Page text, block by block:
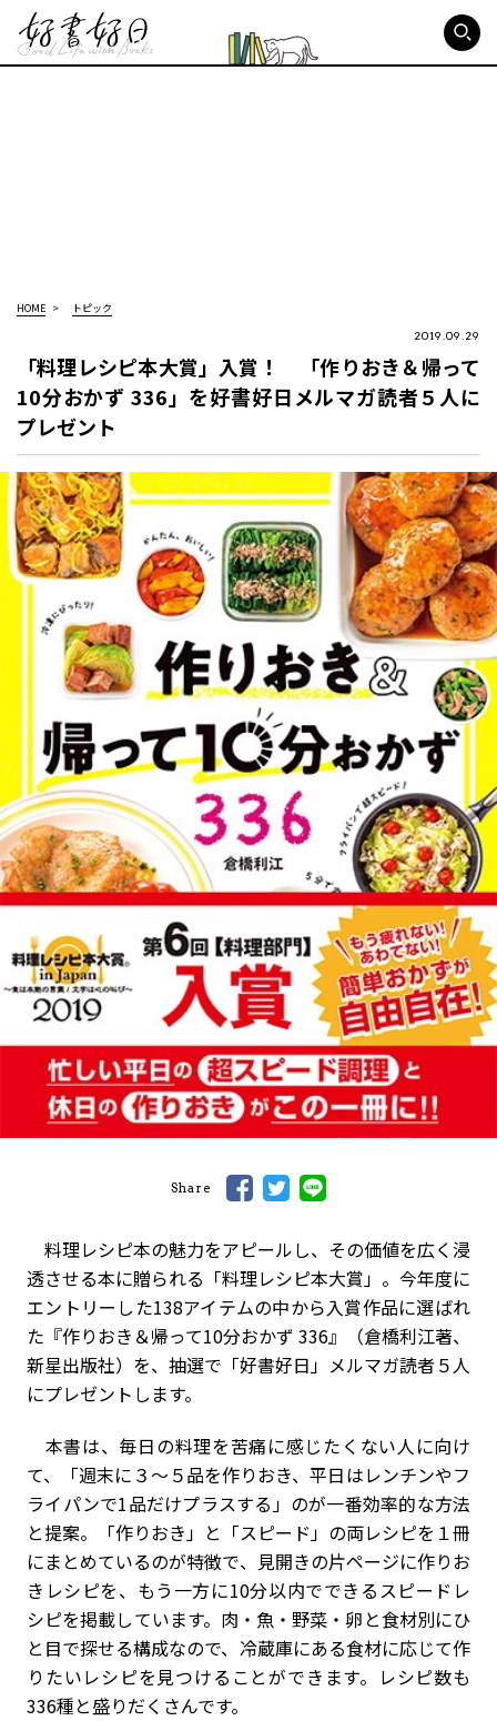
HOME トピック
2019.09.29
「料理レシピ本⼤賞」入賞！ 「作りおき＆帰って
10分おかず 336」を好書好日メルマガ読者５人に
プレゼント
Share
料理レシピ本の魅⼒をアピールし、その価値を広く浸
透させる本に贈られる「料理レシピ本大賞」。今年度に
エントリーした138アイテムの中から⼊賞作品に選ばれ
た『作りおき＆帰って10分おかず 336』（倉橋利江著、
新星出版社）を、抽選で「好書好日」メルマガ読者５人
にプレゼントします。
本書は、毎日の料理を苦痛に感じたくない人に向け
て、「週末に３〜５品を作りおき、平⽇はレンチンやフ
ライパンで1品だけプラスする」のが⼀番効率的な⽅法
と提案。「作りおき」と「スピード」の両レシピを１冊
にまとめているのが特徴で、⾒開きの⽚ページに作りお
きレシピを、もう一方に10分以内でできるスピードレ
シピを掲載しています。⾁・⿂・野菜・卵と⾷材別にひ
と⽬で探せる構成なので、冷蔵庫にある⾷材に応じて作
りたいレシピを見つけることができます。レシピ数も
336種と盛りだくさんです。